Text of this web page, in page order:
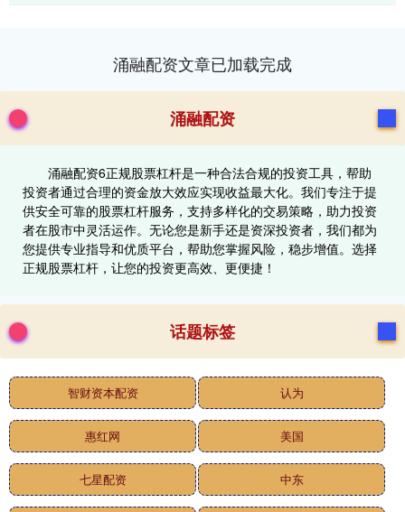
涌融配资文章已加载完成
涌融配资
涌融配资6正规股票杠杆是一种合法合规的投资工具，帮助
投资者通过合理的资金放大效应实现收益最大化。我们专注于提
供安全可靠的股票杠杆服务，支持多样化的交易策略，助力投资
者在股市中灵活运作。无论您是新手还是资深投资者，我们都为
您提供专业指导和优质平台，帮助您掌握风险，稳步增值。选择
正规股票杠杆，让您的投资更高效、更便捷！
话题标签
智财资本配资 认为
惠红网 美国
七星配资 中东